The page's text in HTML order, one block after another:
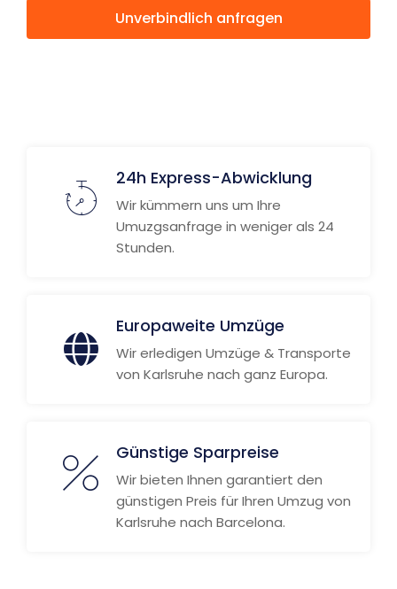
Unverbindlich anfragen
24h Express-Abwicklung
Wir kümmern uns um Ihre
Umuzgsanfrage in weniger als 24
Stunden.
Europaweite Umzüge
Wir erledigen Umzüge & Transporte
von Karlsruhe nach ganz Europa.
Günstige Sparpreise
Wir bieten Ihnen garantiert den
günstigen Preis für Ihren Umzug von
Karlsruhe nach Barcelona.